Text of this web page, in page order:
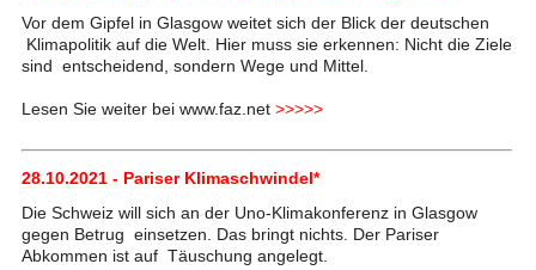
Vor dem Gipfel in Glasgow weitet sich der Blick der deutschen
Klimapolitik auf die Welt. Hier muss sie erkennen: Nicht die Ziele
sind entscheidend, sondern Wege und Mittel.
Lesen Sie weiter bei www.faz.net >>>>>
28.10.2021 - Pariser Klimaschwindel*
Die Schweiz will sich an der Uno-Klimakonferenz in Glasgow
gegen Betrug einsetzen. Das bringt nichts. Der Pariser
Abkommen ist auf Täuschung angelegt.